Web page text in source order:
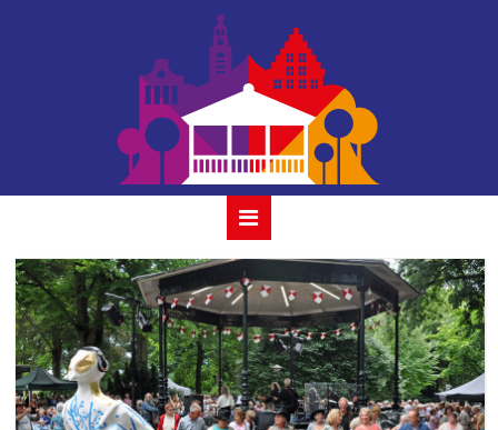
18 savannah 31
juli 2022 gouda